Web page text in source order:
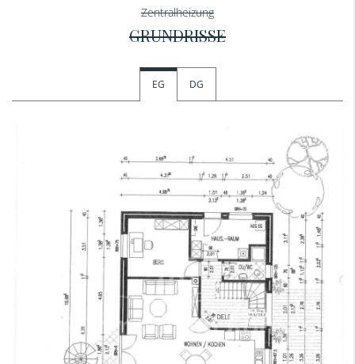
Zentralheizung
GRUNDRISSE
EG DG